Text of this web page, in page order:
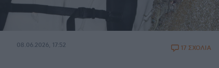
08.06.2026, 17:52 17 ΣΧΟΛΙΑ